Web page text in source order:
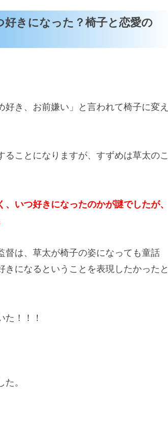
きになった？椅子と恋愛の
き、お前嫌い」と言われて椅子に変え
ことになりますが、すずめは草太のこ
いつ好きになったのかが謎でしたが、
督は、草太が椅子の姿になっても童話
きになるということを表現したかったと
！！！
。